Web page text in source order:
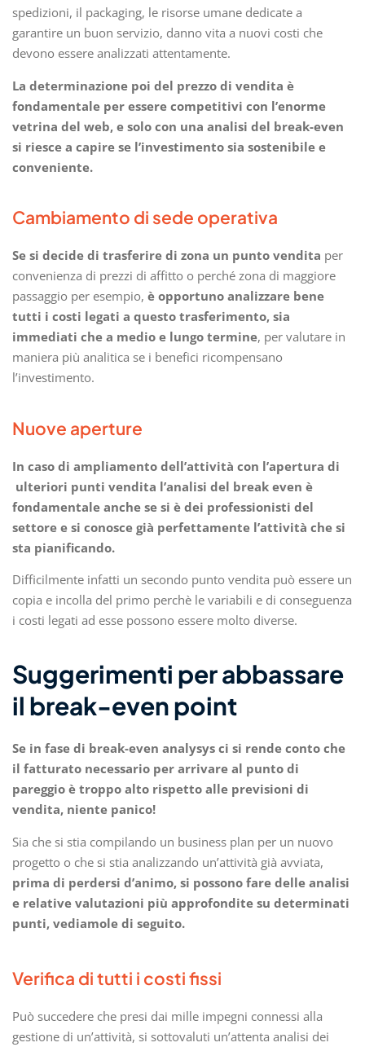
spedizioni, il packaging, le risorse umane dedicate a
garantire un buon servizio, danno vita a nuovi costi che
devono essere analizzati attentamente.
La determinazione poi del prezzo di vendita è
fondamentale per essere competitivi con l’enorme
vetrina del web, e solo con una analisi del break-even
si riesce a capire se l’investimento sia sostenibile e
conveniente.
Cambiamento di sede operativa
Se si decide di trasferire di zona un punto vendita per
convenienza di prezzi di affitto o perché zona di maggiore
passaggio per esempio, è opportuno analizzare bene
tutti i costi legati a questo trasferimento, sia
immediati che a medio e lungo termine, per valutare in
maniera più analitica se i benefici ricompensano
l’investimento.
Nuove aperture
In caso di ampliamento dell’attività con l’apertura di
ulteriori punti vendita l’analisi del break even è
fondamentale anche se si è dei professionisti del
settore e si conosce già perfettamente l’attività che si
sta pianificando.
Difficilmente infatti un secondo punto vendita può essere un
copia e incolla del primo perchè le variabili e di conseguenza
i costi legati ad esse possono essere molto diverse.
Suggerimenti per abbassare
il break-even point
Se in fase di break-even analysys ci si rende conto che
il fatturato necessario per arrivare al punto di
pareggio è troppo alto rispetto alle previsioni di
vendita, niente panico!
Sia che si stia compilando un business plan per un nuovo
progetto o che si stia analizzando un’attività già avviata,
prima di perdersi d’animo, si possono fare delle analisi
e relative valutazioni più approfondite su determinati
punti, vediamole di seguito.
Verifica di tutti i costi fissi
Può succedere che presi dai mille impegni connessi alla
gestione di un’attività, si sottovaluti un’attenta analisi dei